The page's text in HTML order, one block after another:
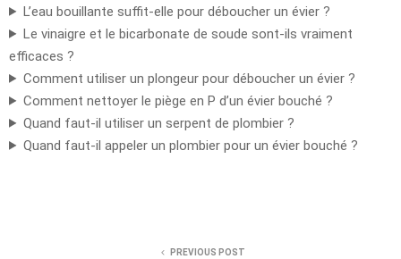
L’eau bouillante suffit-elle pour déboucher un évier ?
Le vinaigre et le bicarbonate de soude sont-ils vraiment
efficaces ?
Comment utiliser un plongeur pour déboucher un évier ?
Comment nettoyer le piège en P d’un évier bouché ?
Quand faut-il utiliser un serpent de plombier ?
Quand faut-il appeler un plombier pour un évier bouché ?
PREVIOUS POST